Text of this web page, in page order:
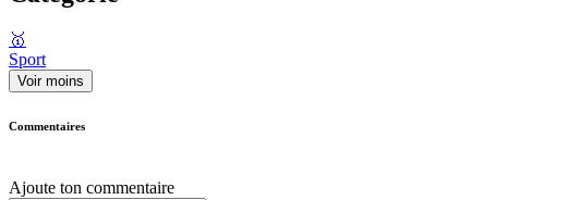
🥇
Sport
Voir moins
Commentaires
Ajoute ton commentaire